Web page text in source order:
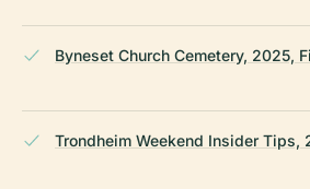
Byneset Church Cemetery, 2025,
Trondheim Weekend Insider